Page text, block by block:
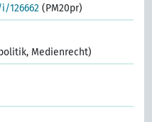
126662 (PM20pr)
Medienrecht)